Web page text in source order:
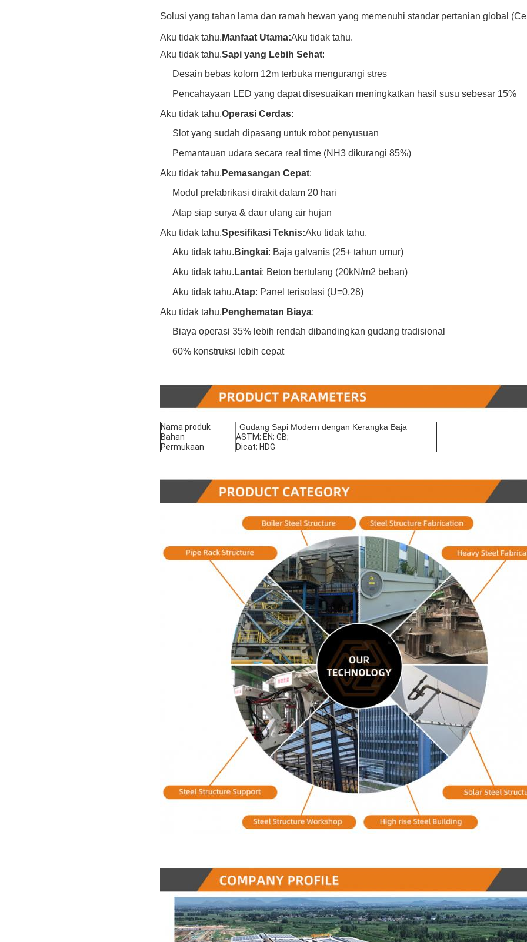
Solusi yang tahan lama dan ramah hewan yang memenuhi standar pertanian global
Aku tidak tahu. Manfaat Utama:Aku tidak tahu.
Aku tidak tahu.Sapi yang Lebih Sehat:
Desain bebas kolom 12m terbuka mengurangi stres
Pencahayaan LED yang dapat disesuaikan meningkatkan hasil susu sebesar 15%
Aku tidak tahu.Operasi Cerdas:
Slot yang sudah dipasang untuk robot penyusuan
Pemantauan udara secara real time (NH3 dikurangi 85%)
Aku tidak tahu. Pemasangan Cepat:
Modul prefabrikasi dirakit dalam 20 hari
Atap siap surya & daur ulang air hujan
Aku tidak tahu.Spesifikasi Teknis:Aku tidak tahu.
Aku tidak tahu. Bingkai: Baja galvanis (25+ tahun umur)
Aku tidak tahu. Lantai: Beton bertulang (20kN/m2 beban)
Aku tidak tahu.Atap: Panel terisolasi (U=0,28)
Aku tidak tahu. Penghematan Biaya:
Biaya operasi 35% lebih rendah dibandingkan gudang tradisional
60% konstruksi lebih cepat
Nama produk
Gudang Sapi Modern dengan Kerangka Baja
Bahan
ASTM; EN; GB;
Permukaan
Dicat; HDG